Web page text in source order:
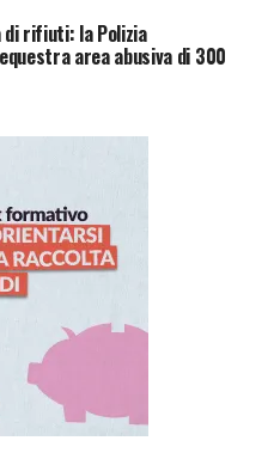
rifiuti: la Polizia
area abusiva di 300